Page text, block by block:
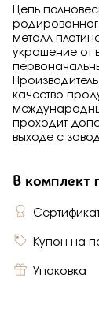
Цепь
металл
украшение от
качество
проходит
выходе с
В комплект
Купон на
Упаковка